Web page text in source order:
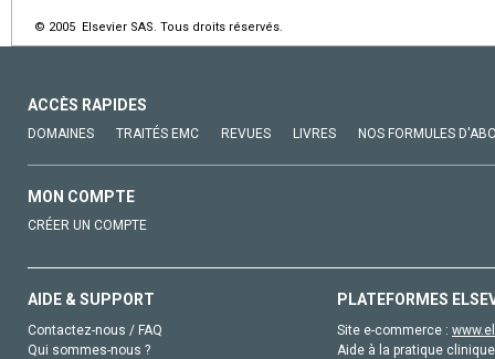
© 2005 Elsevier SAS. Tous droits réservés.
ACCÈS RAPIDES
DOMAINES TRAITÉS EMC REVUES LIVRES NOS FORMULES
MON COMPTE
CRÉER UN COMPTE
AIDE & SUPPORT
Contactez-nous / FAQ
Qui sommes-nous ?
PLATEFORMES
Site e-commerce :
Aide à la pratique